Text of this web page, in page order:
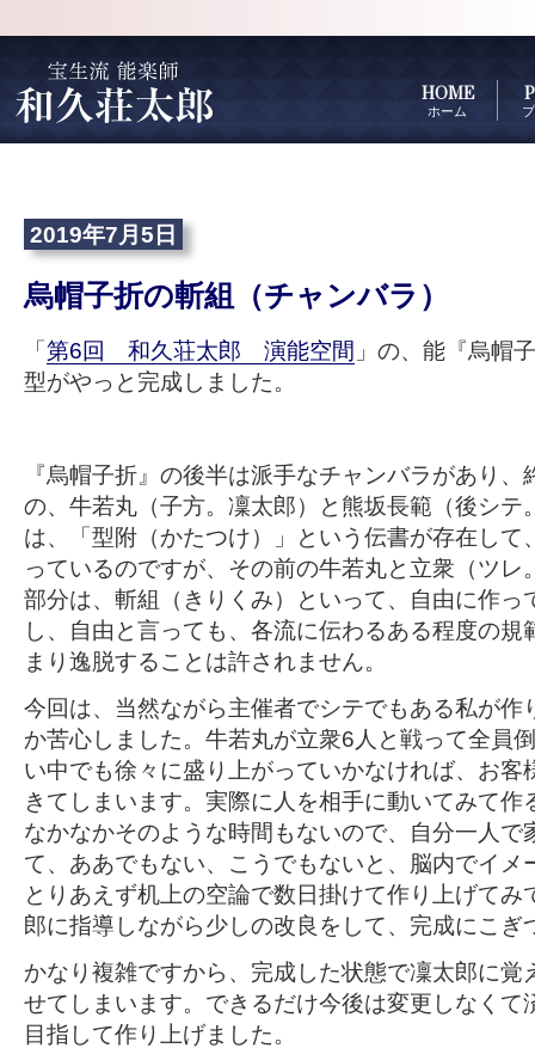
HOME
ホーム
2019年7月5日
烏帽子折の斬組（チャンバラ）
「第6回 和久荘太郎 演能空間 」の、能『烏帽
型がやっと完成しました。
『烏帽子折』の後半は派手なチャンバラがあり
の、牛若丸（子方。凜太郎）と熊坂長範（後シテ
は、「型附（かたつけ）」という伝書が存在して
っているのですが、その前の牛若丸と立衆（ツレ
部分は、斬組（きりくみ）といって、自由に作っ
し、自由と言っても、各流に伝わるある程度の規
まり逸脱することは許されません。
今回は、当然ながら主催者でシテでもある私が作
か苦心しました。牛若丸が立衆6人と戦って全員
い中でも徐々に盛り上がっていかなければ、お客
きてしまいます。実際に人を相手に動いてみて作
なかなかそのような時間もないので、自分一人で
て、ああでもない、こうでもないと、脳内でイメ
とりあえず机上の空論で数日掛けて作り上げてみ
郎に指導しながら少しの改良をして、完成にこぎ
かなり複雑ですから、完成した状態で凜太郎に覚
せてしまいます。できるだけ今後は変更しなくて
目指して作り上げました。